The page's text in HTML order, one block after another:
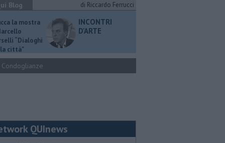
Blog di Riccardo Ferrucci
la mostra
“Dialoghi
città"
INCONTRI
D'ARTE
Condoglianze
QUInews